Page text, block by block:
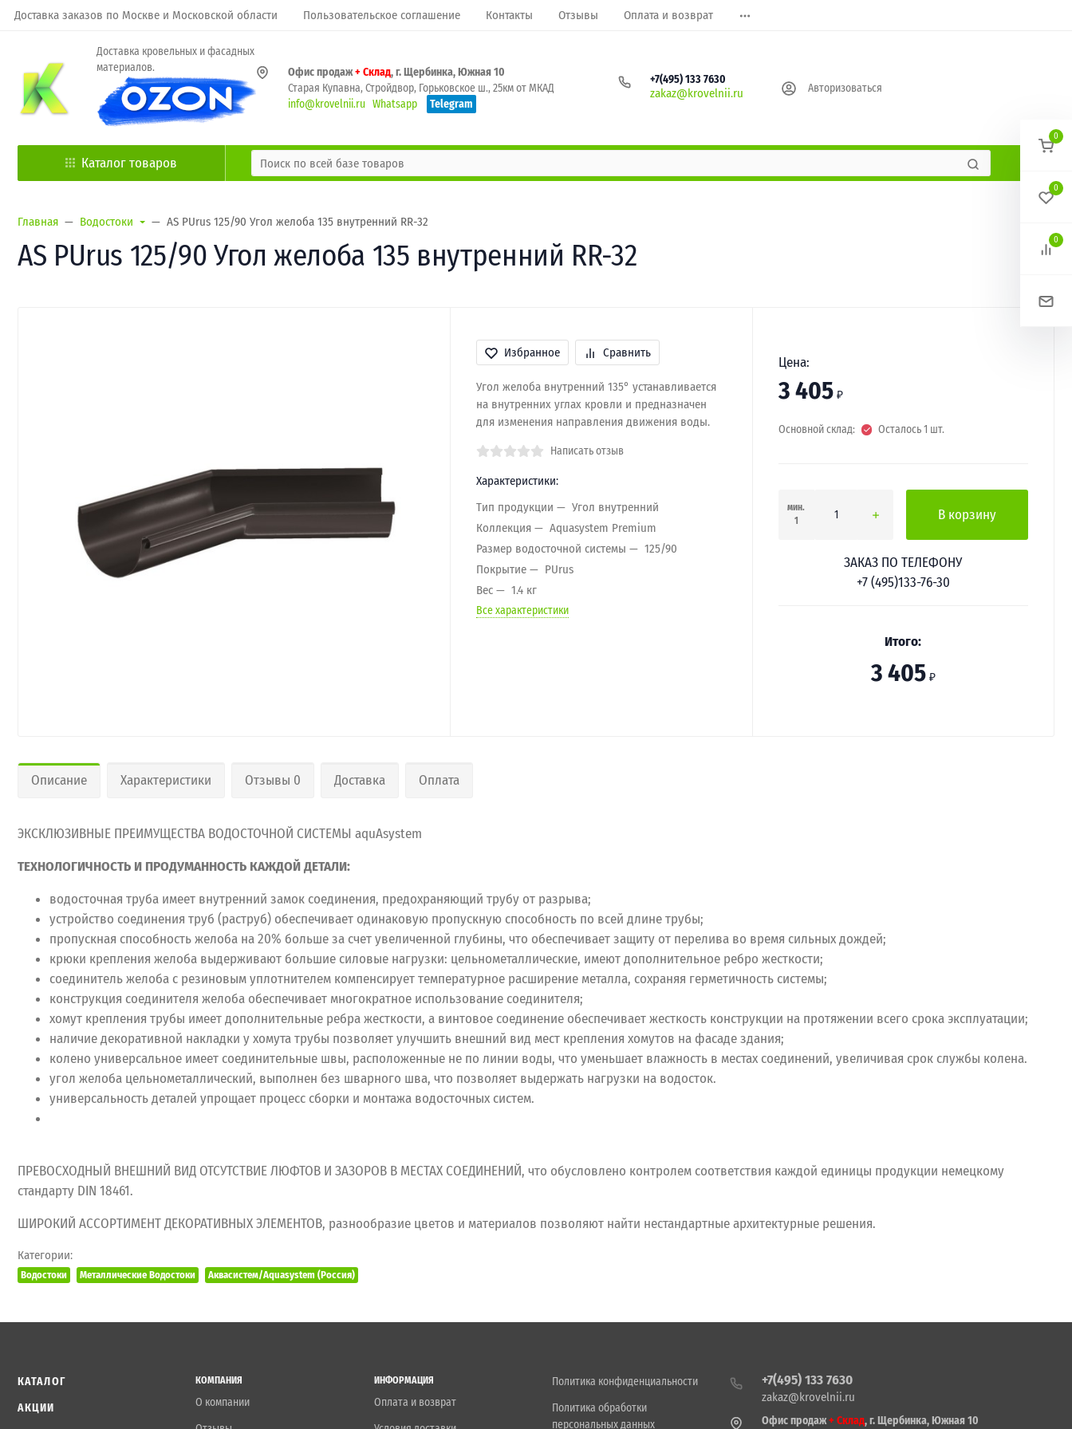
Доставка заказов по Москве и Московской области Пользовательское соглашение Контакты Отзывы Оплата и возврат
Доставка кровельных и фасадных
материалов.
Офис продаж+ Склад, г. Щербинка, Южная 10
Старая Купавна, Стройдвор, Горьковское ш., 25км от МКАД
info@krovelnii.ru Whatsapp Telegram
+7(495) 133 7630
zakaz@krovelnii.ru Авторизоваться
Каталог товаров
Главная Водостоки AS PUrus 125/90 Угол желоба 135 внутренний RR-32
AS PUrus 125/90 Угол желоба 135 внутренний RR-32
Избранное Сравнить
Угол желоба внутренний 135° устанавливается
на внутренних углах кровли и предназначен
для изменения направления движения воды.
Написать отзыв
Характеристики:
Тип продукции
Угол внутренний
Коллекция
Aquasystem Premium
Размер водосточной системы
125/90
Покрытие
PUrus
Вес
1.4 кг
Все характеристики
Цена:
3 405 ₽
Основной склад: Осталось 1 шт.
мин.
1
В корзину
ЗАКАЗ ПО ТЕЛЕФОНУ
+7 (495)133-76-30
Итого:
3 405 ₽
Описание Характеристики Отзывы 0 Доставка Оплата
ЭКСКЛЮЗИВНЫЕ ПРЕИМУЩЕСТВА ВОДОСТОЧНОЙ СИСТЕМЫ aquAsystem
ТЕХНОЛОГИЧНОСТЬ И ПРОДУМАННОСТЬ КАЖДОЙ ДЕТАЛИ:
водосточная труба имеет внутренний замок соединения, предохраняющий трубу от разрыва;
устройство соединения труб (раструб) обеспечивает одинаковую пропускную способность по всей длине трубы;
пропускная способность желоба на 20% больше за счет увеличенной глубины, что обеспечивает защиту от перелива во время сильных дождей;
крюки крепления желоба выдерживают большие силовые нагрузки: цельнометаллические, имеют дополнительное ребро жесткости;
соединитель желоба с резиновым уплотнителем компенсирует температурное расширение металла, сохраняя герметичность системы;
конструкция соединителя желоба обеспечивает многократное использование соединителя;
хомут крепления трубы имеет дополнительные ребра жесткости, а винтовое соединение обеспечивает жесткость конструкции на протяжении всего срока эксплуатации;
наличие декоративной накладки у хомута трубы позволяет улучшить внешний вид мест крепления хомутов на фасаде здания;
колено универсальное имеет соединительные швы, расположенные не по линии воды, что уменьшает влажность в местах соединений, увеличивая срок службы колена.
угол желоба цельнометаллический, выполнен без шварного шва, что позволяет выдержать нагрузки на водосток.
универсальность деталей упрощает процесс сборки и монтажа водосточных систем.
ПРЕВОСХОДНЫЙ ВНЕШНИЙ ВИД ОТСУТСТВИЕ ЛЮФТОВ И ЗАЗОРОВ В МЕСТАХ СОЕДИНЕНИЙ, что обусловлено контролем соответствия каждой единицы продукции немецкому
стандарту DIN 18461.
ШИРОКИЙ АССОРТИМЕНТ ДЕКОРАТИВНЫХ ЭЛЕМЕНТОВ, разнообразие цветов и материалов позволяют найти нестандартные архитектурные решения.
Категории:
Водостоки Металлические Водостоки Аквасистем/Aquasystem (Россия)
КАТАЛОГ
АКЦИИ
КОМПАНИЯ
О компании
ИНФОРМАЦИЯ
Оплата и возврат
Политика конфиденциальности
Политика обработки
персональных данных
+7(495) 133 7630
zakaz@krovelnii.ru
Офис продаж+ Склад, г. Щербинка, Южная 10
0
0
0